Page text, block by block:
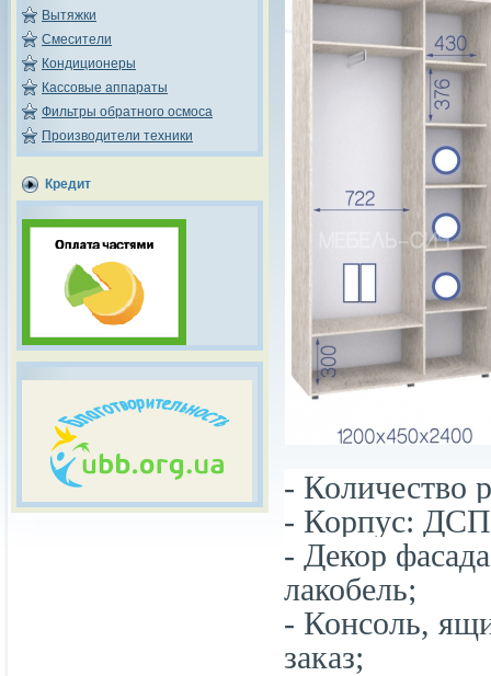
Вытяжки
Смесители
Кондиционеры
Кассовые аппараты
Фильтры обратного осмоса
Производители техники
Кредит
- Количество
- Корпус:
- Декор
лакобель;
- Консоль,
заказ;